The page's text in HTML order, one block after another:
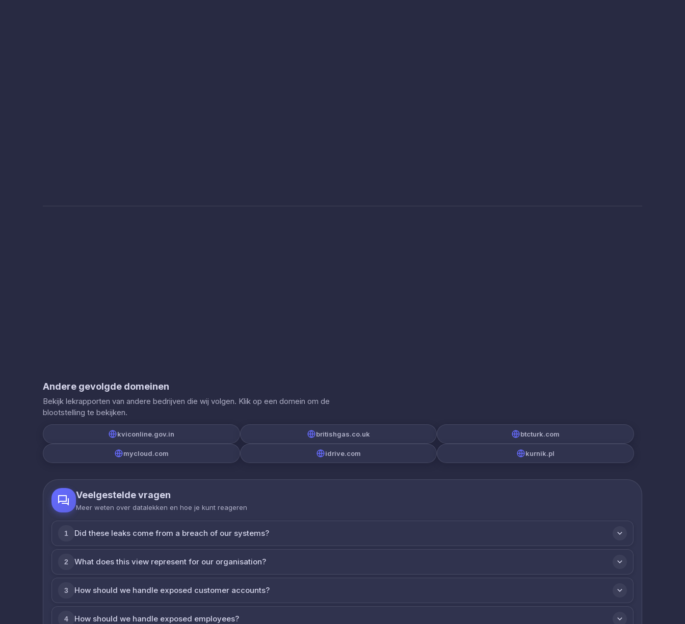
Andere gevolgde domeinen
Bekijk lekrapporten van andere bedrijven die wij volgen. Klik op een domein om de
blootstelling te bekijken.
kviconline.gov.in britishgas.co.uk btcturk.com
mycloud.com idrive.com kurnik.pl
Veelgestelde vragen
Meer weten over datalekken en hoe je kunt reageren
1 Did these leaks come from a breach of our systems?
2 What does this view represent for our organisation?
3 How should we handle exposed customer accounts?
4 How should we handle exposed employees?